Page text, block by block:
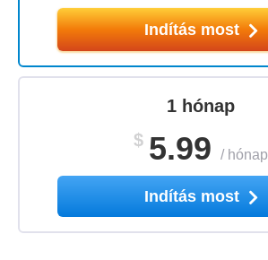
Indítás most
1 hónap
$ 5.99 / hónap
Indítás most